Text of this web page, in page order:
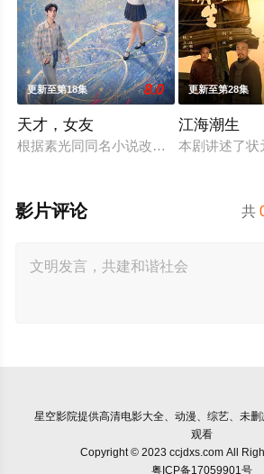
更新至第18集 8.0
天才，女友
根据素光同同名小说改编。江逾白长大
更新至第28集
江海潮生
本剧讲述了状
共
影片评论
星空影院提供高清电影大全、动漫、综艺、未
观看
Copyright © 2023 ccjdxs.com All
粤ICP备17059901号